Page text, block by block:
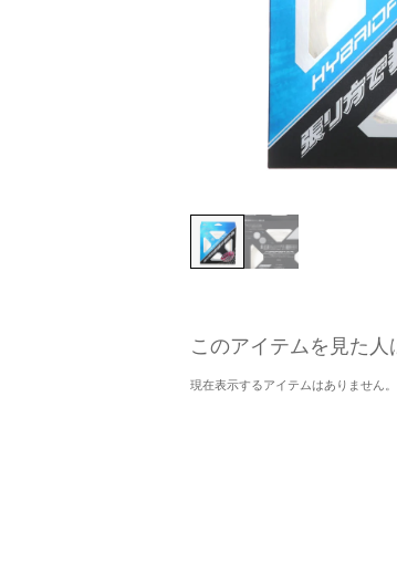
このアイテムを見た
現在表示するアイテムはありません。